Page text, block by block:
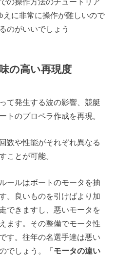
えに非常に操作が難しいので
のがいいでしょう
の高い再現度
て発生する波の影響、競艇
トのプロペラ作成を再現。
数や性能がそれぞれ異なる
ことが可能。
ールはボートのモータを抽
。良いものを引けばより加
できますし、悪いモータを
ます。その整備でモータ性
す。往年の名選手達は悪い
でしょう。「 モータの違い